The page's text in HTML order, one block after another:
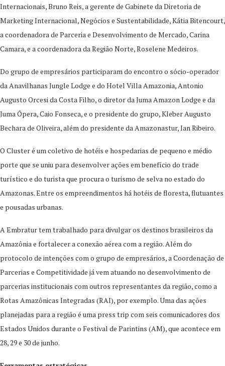
Internacionais, Bruno Reis, a gerente de Gabinete da Diretoria de
Marketing Internacional, Negócios e Sustentabilidade, Kátia Bitencourt,
a coordenadora de Parceria e Desenvolvimento de Mercado, Carina
Camara, e a coordenadora da Região Norte, Roselene Medeiros.
Do grupo de empresários participaram do encontro o sócio-operador
da Anavilhanas Jungle Lodge e do Hotel Villa Amazonia, Antonio
Augusto Orcesi da Costa Filho, o diretor da Juma Amazon Lodge e da
Juma Ópera, Caio Fonseca, e o presidente do grupo, Kleber Augusto
Bechara de Oliveira, além do presidente da Amazonastur, Ian Ribeiro.
O Cluster é um coletivo de hotéis e hospedarias de pequeno e médio
porte que se uniu para desenvolver ações em benefício do trade
turístico e do turista que procura o turismo de selva no estado do
Amazonas. Entre os empreendimentos há hotéis de floresta, flutuantes
e pousadas urbanas.
A Embratur tem trabalhado para divulgar os destinos brasileiros da
Amazônia e fortalecer a conexão aérea com a região. Além do
protocolo de intenções com o grupo de empresários, a Coordenação de
Parcerias e Competitividade já vem atuando no desenvolvimento de
parcerias institucionais com outros representantes da região, como a
Rotas Amazônicas Integradas (RAI), por exemplo. Uma das ações
planejadas para a região é uma press trip com seis comunicadores dos
Estados Unidos durante o Festival de Parintins (AM), que acontece em
28, 29 e 30 de junho.